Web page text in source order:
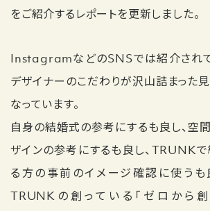
をご紹介するレポートを更新しました。
InstagramなどのSNSでは紹介されて
デザイナーのこだわりが沢山詰まった
なっています。
自身の結婚式の参考にするも良し、空
ザインの参考にするも良し、TRUNK
る方の事前のイメージ確認に使うも
TRUNKの創っている「ゼロから